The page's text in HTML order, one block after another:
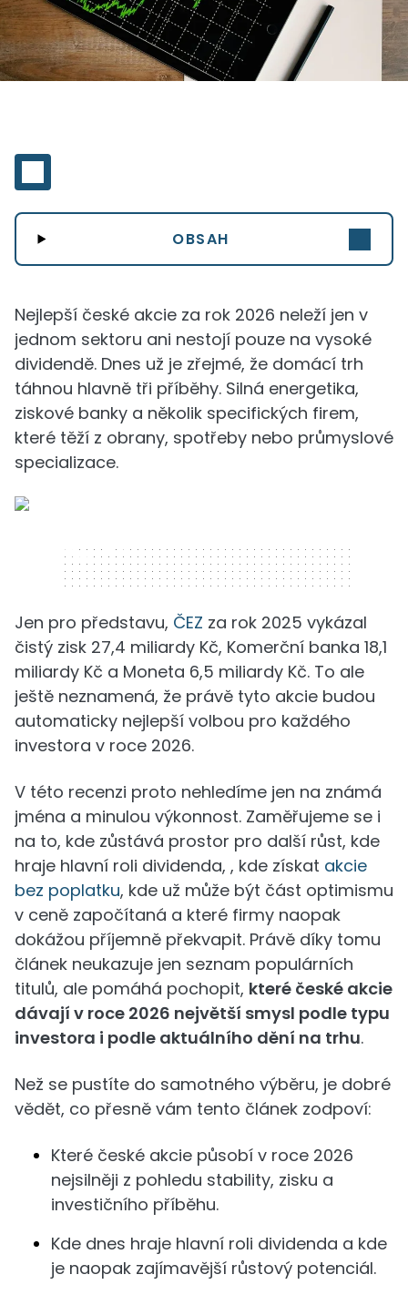
OBSAH
Nejlepší české akcie za rok 2026 neleží jen v
jednom sektoru ani nestojí pouze na vysoké
dividendě. Dnes už je zřejmé, že domácí trh
táhnou hlavně tři příběhy. Silná energetika,
ziskové banky a několik specifických firem,
které těží z obrany, spotřeby nebo průmyslové
specializace.
320 x 50
Jen pro představu, ČEZ za rok 2025 vykázal
čistý zisk 27,4 miliardy Kč, Komerční banka 18,1
miliardy Kč a Moneta 6,5 miliardy Kč. To ale
ještě neznamená, že právě tyto akcie budou
automaticky nejlepší volbou pro každého
investora v roce 2026.
V této recenzi proto nehledíme jen na známá
jména a minulou výkonnost. Zaměřujeme se i
na to, kde zůstává prostor pro další růst, kde
hraje hlavní roli dividenda, , kde získat akcie
bez poplatku, kde už může být část optimismu
v ceně započítaná a které firmy naopak
dokážou příjemně překvapit. Právě díky tomu
článek neukazuje jen seznam populárních
titulů, ale pomáhá pochopit, které české akcie
dávají v roce 2026 největší smysl podle typu
investora i podle aktuálního dění na trhu.
Než se pustíte do samotného výběru, je dobré
vědět, co přesně vám tento článek zodpoví:
Které české akcie působí v roce 2026
nejsilněji z pohledu stability, zisku a
investičního příběhu.
Kde dnes hraje hlavní roli dividenda a kde
je naopak zajímavější růstový potenciál.